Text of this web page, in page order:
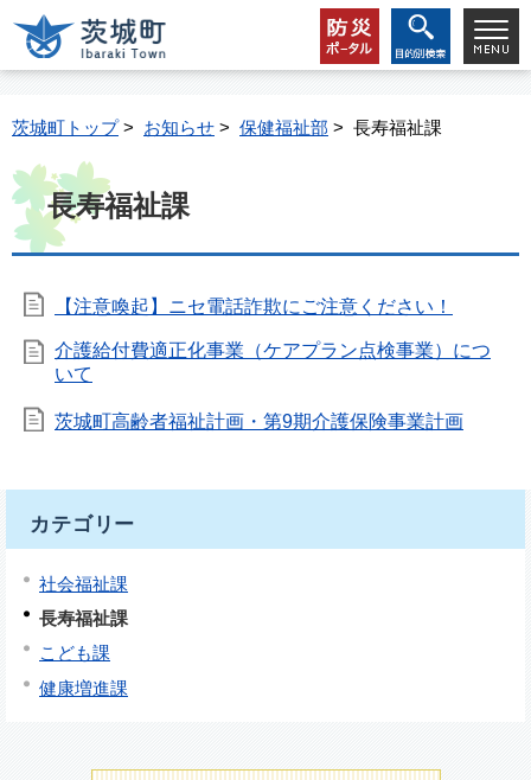
茨城町トップ> お知らせ > 保健福祉部 > 長寿福祉課
長寿福祉課
【注意喚起】ニセ電話詐欺にご注意ください！
介護給付費適正化事業（ケアプラン点検事業）につ
いて
茨城町高齢者福祉計画・第9期介護保険事業計画
カテゴリー
社会福祉課
長寿福祉課
こども課
健康増進課